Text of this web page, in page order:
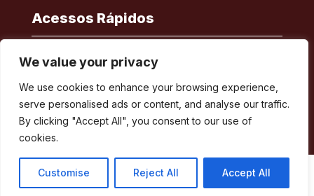
We value your privacy
We use cookies to enhance your browsing experience,
serve personalised ads or content, and analyse our traffic.
By clicking "Accept All", you consent to our use of
cookies.
Customise Reject All Accept All
Acessos Rápidos
Acessibilidade
ERSAR – Reclamações
A minha Rua
Boletim Municipal